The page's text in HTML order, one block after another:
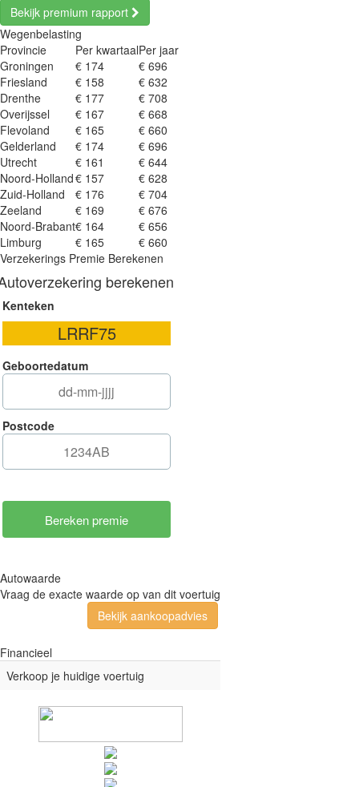
Bekijk premium rapport
Wegenbelasting
Provincie
Per kwartaalPer jaar
Groningen
€ 174
€ 696
Friesland
€ 158
€ 632
Drenthe
€ 177
€ 708
Overijssel
€ 167
€ 668
Flevoland
€ 165
€ 660
Gelderland
€ 174
€ 696
Utrecht
€ 161
€ 644
Noord-Holland€ 157
€ 628
Zuid-Holland
€ 176
€ 704
Zeeland
€ 169
€ 676
Noord-Brabant€ 164
€ 656
Limburg
€ 165
€ 660
Verzekerings Premie Berekenen
berekenen
Kenteken
Geboortedatum
Postcode
Autowaarde
Vraag de exacte waarde op van dit voertuig
Bekijk aankoopadvies
Financieel
Verkoop je huidige voertuig